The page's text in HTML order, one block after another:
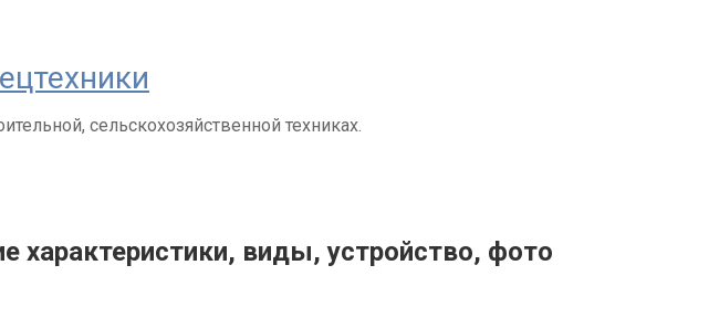
сельскохозяйственной техниках.
характеристики, виды, устройство, фото